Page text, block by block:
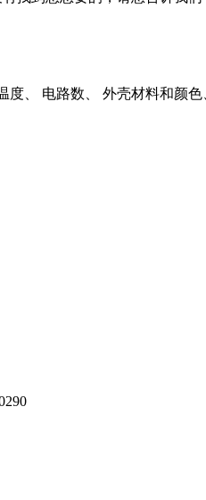
度、 电路数、 外壳材料和颜